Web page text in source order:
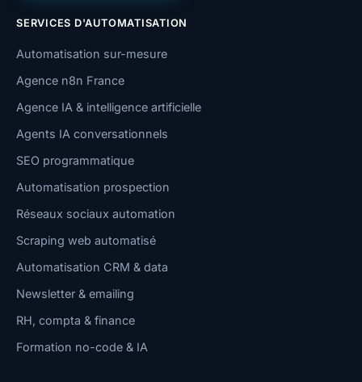
SERVICES D'AUTOMATISATION
Automatisation sur-mesure
Agence n8n France
Agence IA & intelligence artificielle
Agents IA conversationnels
SEO programmatique
Automatisation prospection
Réseaux sociaux automation
Scraping web automatisé
Automatisation CRM & data
Newsletter & emailing
RH, compta & finance
Formation no-code & IA